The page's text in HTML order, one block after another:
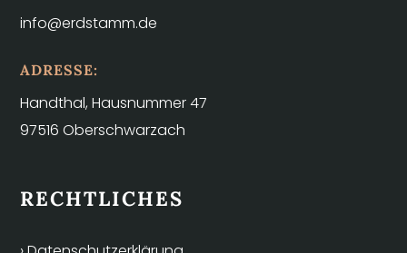
info@erdstamm.de
ADRESSE:
Handthal, Hausnummer 47
97516 Oberschwarzach
RECHTLICHES